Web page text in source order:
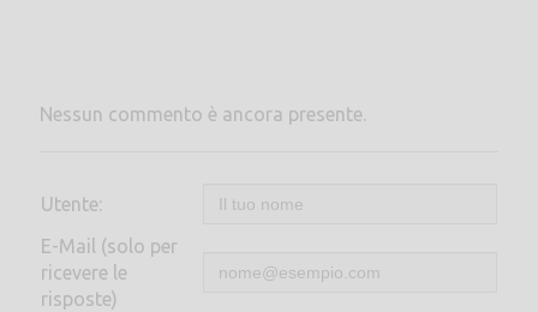
Nessun commento è ancora presente.
Utente:
E-Mail (solo per
ricevere le
risposte)